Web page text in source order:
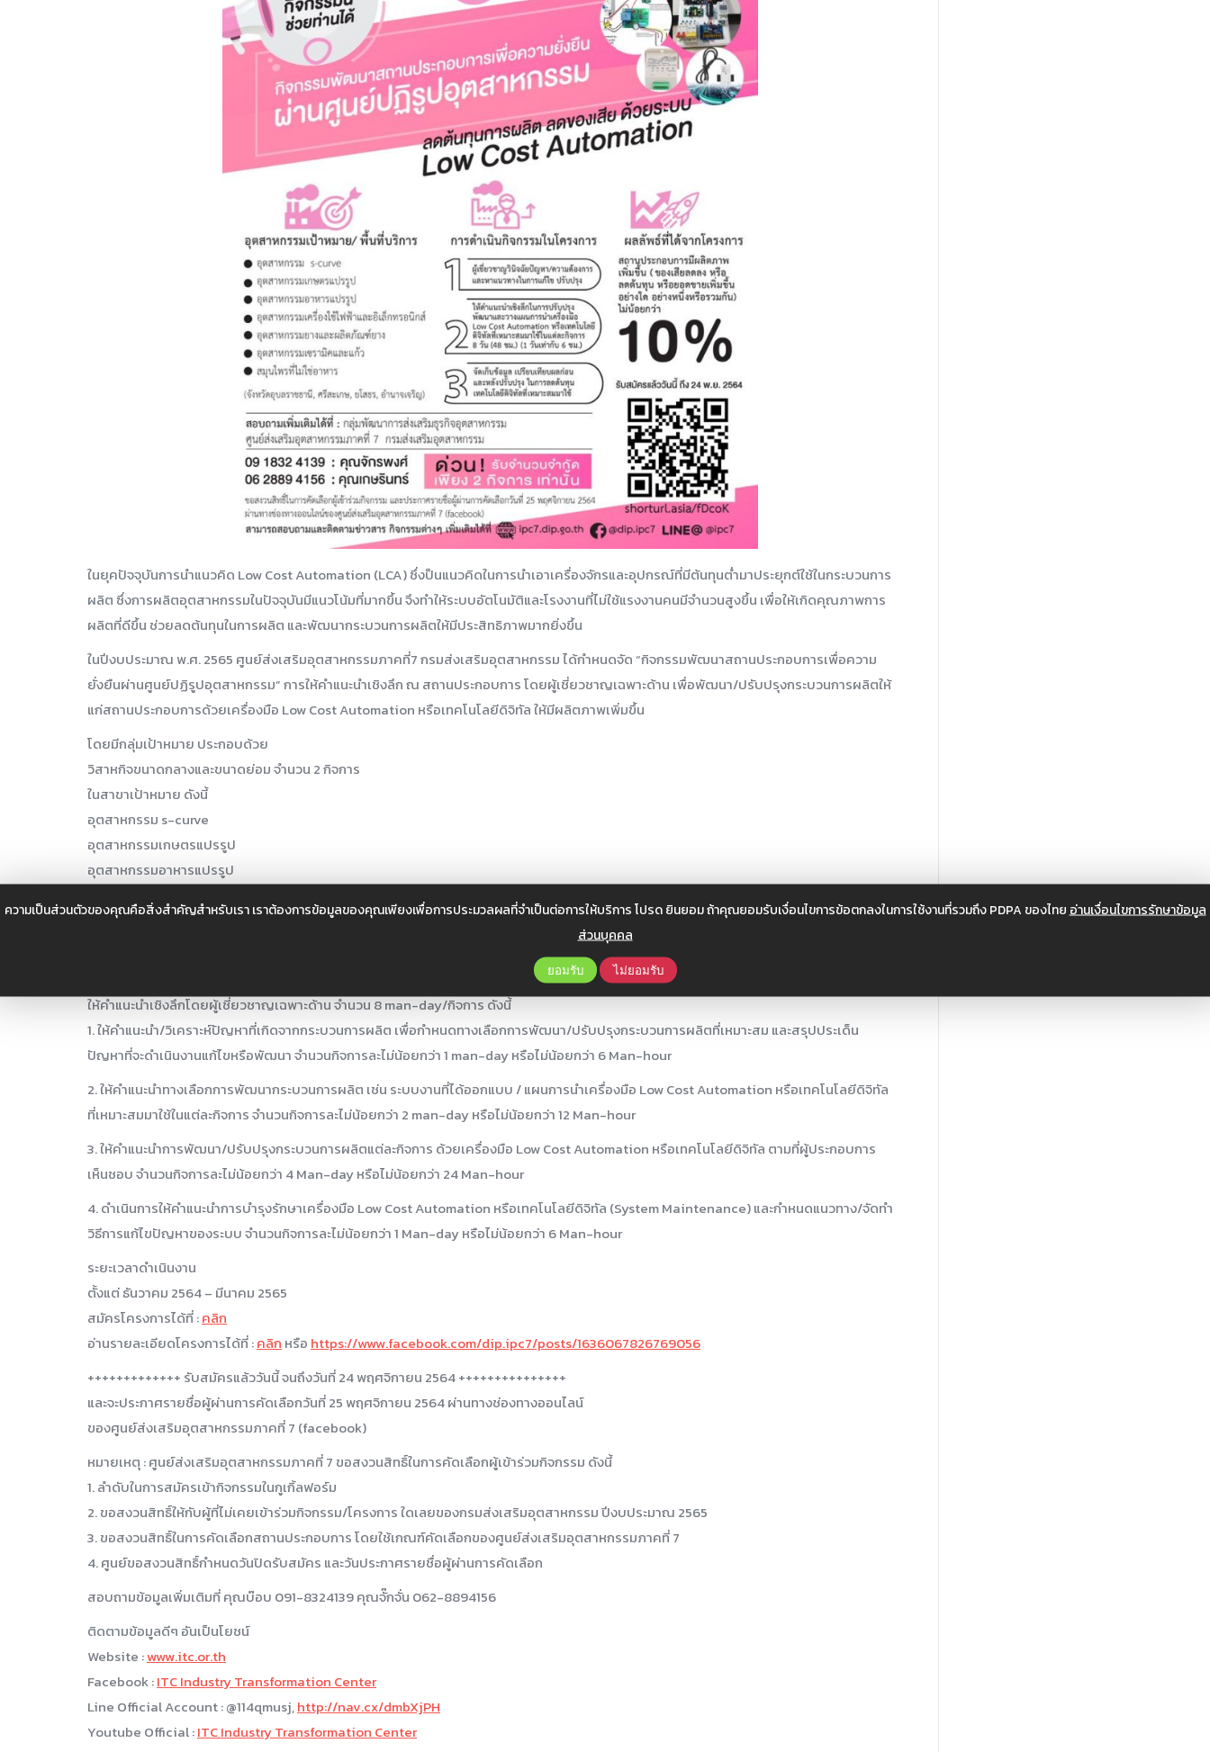
ความเป็นส่วนตัวของคุณคือสิ่งสำคัญสำหรับเรา เราต้องการข้อมูลของคุณเพียงเพื่อการประมวลผลที่จำเป็นต่อการให้บริการ โปรด ยินยอม ถ้าคุณยอมรับเงื่อนไขการข้อตกลงในการใช้งานที่รวมถึง PDPA ของไทยอ่านเงื่อนไขการรักษาข้อมูล
ส่วนบุคคล
ยอมรับ ไม่ยอมรับ
ในยุคปัจจุบันการนำแนวคิด Low Cost Automation (LCA) ซึ่งป็นแนวคิดในการนำเอาเครื่องจักรและอุปกรณ์ที่มีต้นทุนต่ำมาประยุกต์ใช้ในกระบวนการ
ผลิต ซึ่งการผลิตอุตสาหกรรมในปัจจุบันมีแนวโน้มที่มากขึ้น จึงทำให้ระบบอัตโนมัติและโรงงานที่ไม่ใช้แรงงานคนมีจำนวนสูงขึ้น เพื่อให้เกิดคุณภาพการ
ผลิตที่ดีขึ้น ช่วยลดต้นทุนในการผลิต และพัฒนากระบวนการผลิตให้มีประสิทธิภาพมากยิ่งขึ้น
ในปีงบประมาณ พ.ศ. 2565 ศูนย์ส่งเสริมอุตสาหกรรมภาคที่7 กรมส่งเสริมอุตสาหกรรม ได้กำหนดจัด “กิจกรรมพัฒนาสถานประกอบการเพื่อความ
ยั่งยืนผ่านศูนย์ปฏิรูปอุตสาหกรรม” การให้คำแนะนำเชิงลึก ณ สถานประกอบการ โดยผู้เชี่ยวชาญเฉพาะด้าน เพื่อพัฒนา/ปรับปรุงกระบวนการผลิตให้
แก่สถานประกอบการด้วยเครื่องมือ Low Cost Automation หรือเทคโนโลยีดิจิทัล ให้มีผลิตภาพเพิ่มขึ้น
โดยมีกลุ่มเป้าหมาย ประกอบด้วย
วิสาหกิจขนาดกลางและขนาดย่อม จำนวน 2 กิจการ
ในสาขาเป้าหมาย ดังนี้
อุตสาหกรรม s-curve
อุตสาหกรรมเกษตรแปรรูป
อุตสาหกรรมอาหารแปรรูป
อุตสาหกรรมยางและผลิตภัณฑ์ยาง
ให้คำแนะนำเชิงลึกโดยผู้เชี่ยวชาญเฉพาะด้าน จำนวน 8 man-day/กิจการ ดังนี้
1. ให้คำแนะนำ/วิเคราะห์ปัญหาที่เกิดจากกระบวนการผลิต เพื่อกำหนดทางเลือกการพัฒนา/ปรับปรุงกระบวนการผลิตที่เหมาะสม และสรุปประเด็น
ปัญหาที่จะดำเนินงานแก้ไขหรือพัฒนา จำนวนกิจการละไม่น้อยกว่า 1 man-day หรือไม่น้อยกว่า 6 Man-hour
2. ให้คำแนะนำทางเลือกการพัฒนากระบวนการผลิต เช่น ระบบงานที่ได้ออกแบบ / แผนการนำเครื่องมือ Low Cost Automation หรือเทคโนโลยีดิจิทัล
ที่เหมาะสมมาใช้ในแต่ละกิจการ จำนวนกิจการละไม่น้อยกว่า 2 man-day หรือไม่น้อยกว่า 12 Man-hour
3. ให้คำแนะนำการพัฒนา/ปรับปรุงกระบวนการผลิตแต่ละกิจการ ด้วยเครื่องมือ Low Cost Automation หรือเทคโนโลยีดิจิทัล ตามที่ผู้ประกอบการ
เห็นชอบ จำนวนกิจการละไม่น้อยกว่า 4 Man-day หรือไม่น้อยกว่า 24 Man-hour
4. ดำเนินการให้คำแนะนำการบำรุงรักษาเครื่องมือ Low Cost Automation หรือเทคโนโลยีดิจิทัล (System Maintenance) และกำหนดแนวทาง/จัดทำ
วิธีการแก้ไขปัญหาของระบบ จำนวนกิจการละไม่น้อยกว่า 1 Man-day หรือไม่น้อยกว่า 6 Man-hour
ระยะเวลาดำเนินงาน
ตั้งแต่ ธันวาคม 2564 – มีนาคม 2565
สมัครโครงการได้ที่ :คลิก
อ่านรายละเอียดโครงการได้ที่ :คลิก หรือ https://www.facebook.com/dip.ipc7/posts/1636067826769056
+++++++++++++ รับสมัครแล้ววันนี้ จนถึงวันที่ 24 พฤศจิกายน 2564 +++++++++++++++
และจะประกาศรายชื่อผู้ผ่านการคัดเลือกวันที่ 25 พฤศจิกายน 2564 ผ่านทางช่องทางออนไลน์
ของศูนย์ส่งเสริมอุตสาหกรรมภาคที่ 7 (facebook)
หมายเหตุ : ศูนย์ส่งเสริมอุตสาหกรรมภาคที่ 7 ขอสงวนสิทธิ์ในการคัดเลือกผู้เข้าร่วมกิจกรรม ดังนี้
1. ลำดับในการสมัครเข้ากิจกรรมในกูเกิ้ลฟอร์ม
2. ขอสงวนสิทธิ์ให้กับผู้ที่ไม่เคยเข้าร่วมกิจกรรม/โครงการ ใดเลยของกรมส่งเสริมอุตสาหกรรม ปีงบประมาณ 2565
3. ขอสงวนสิทธิ์ในการคัดเลือกสถานประกอบการ โดยใช้เกณฑ์คัดเลือกของศูนย์ส่งเสริมอุตสาหกรรมภาคที่ 7
4. ศูนย์ขอสงวนสิทธิ์กำหนดวันปิดรับสมัคร และวันประกาศรายชื่อผู้ผ่านการคัดเลือก
สอบถามข้อมูลเพิ่มเติมที่ คุณบ๊อบ 091-8324139 คุณจั๊กจั่น 062-8894156
ติดตามข้อมูลดีๆ อันเป็นโยชน์
Website :www.itc.or.th
Facebook :ITC Industry Transformation Center
Line Official Account : @114qmusj,http://nav.cx/dmbXjPH
Youtube Official :ITC Industry Transformation Center